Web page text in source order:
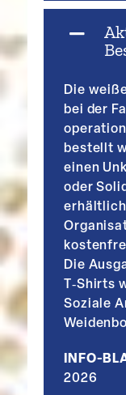
Die
bei der
bestellt
einen
oder
Die
T‑Shirts
Soziale
INFO-
2026